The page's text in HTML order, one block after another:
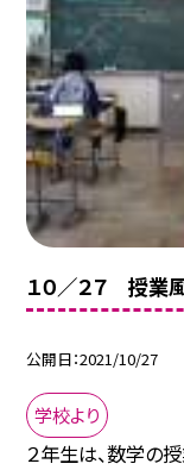
１０／２７ 授業
公開日 2021/10/27
学校より
２年生は、数学の